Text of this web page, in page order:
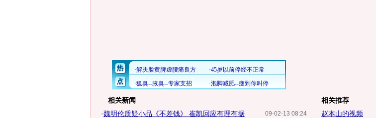
相关新闻
09-02-13 08:24
·魏明伦质疑小品《不差钱》 崔凯回应有理有据
相关推荐
赵本山的视频